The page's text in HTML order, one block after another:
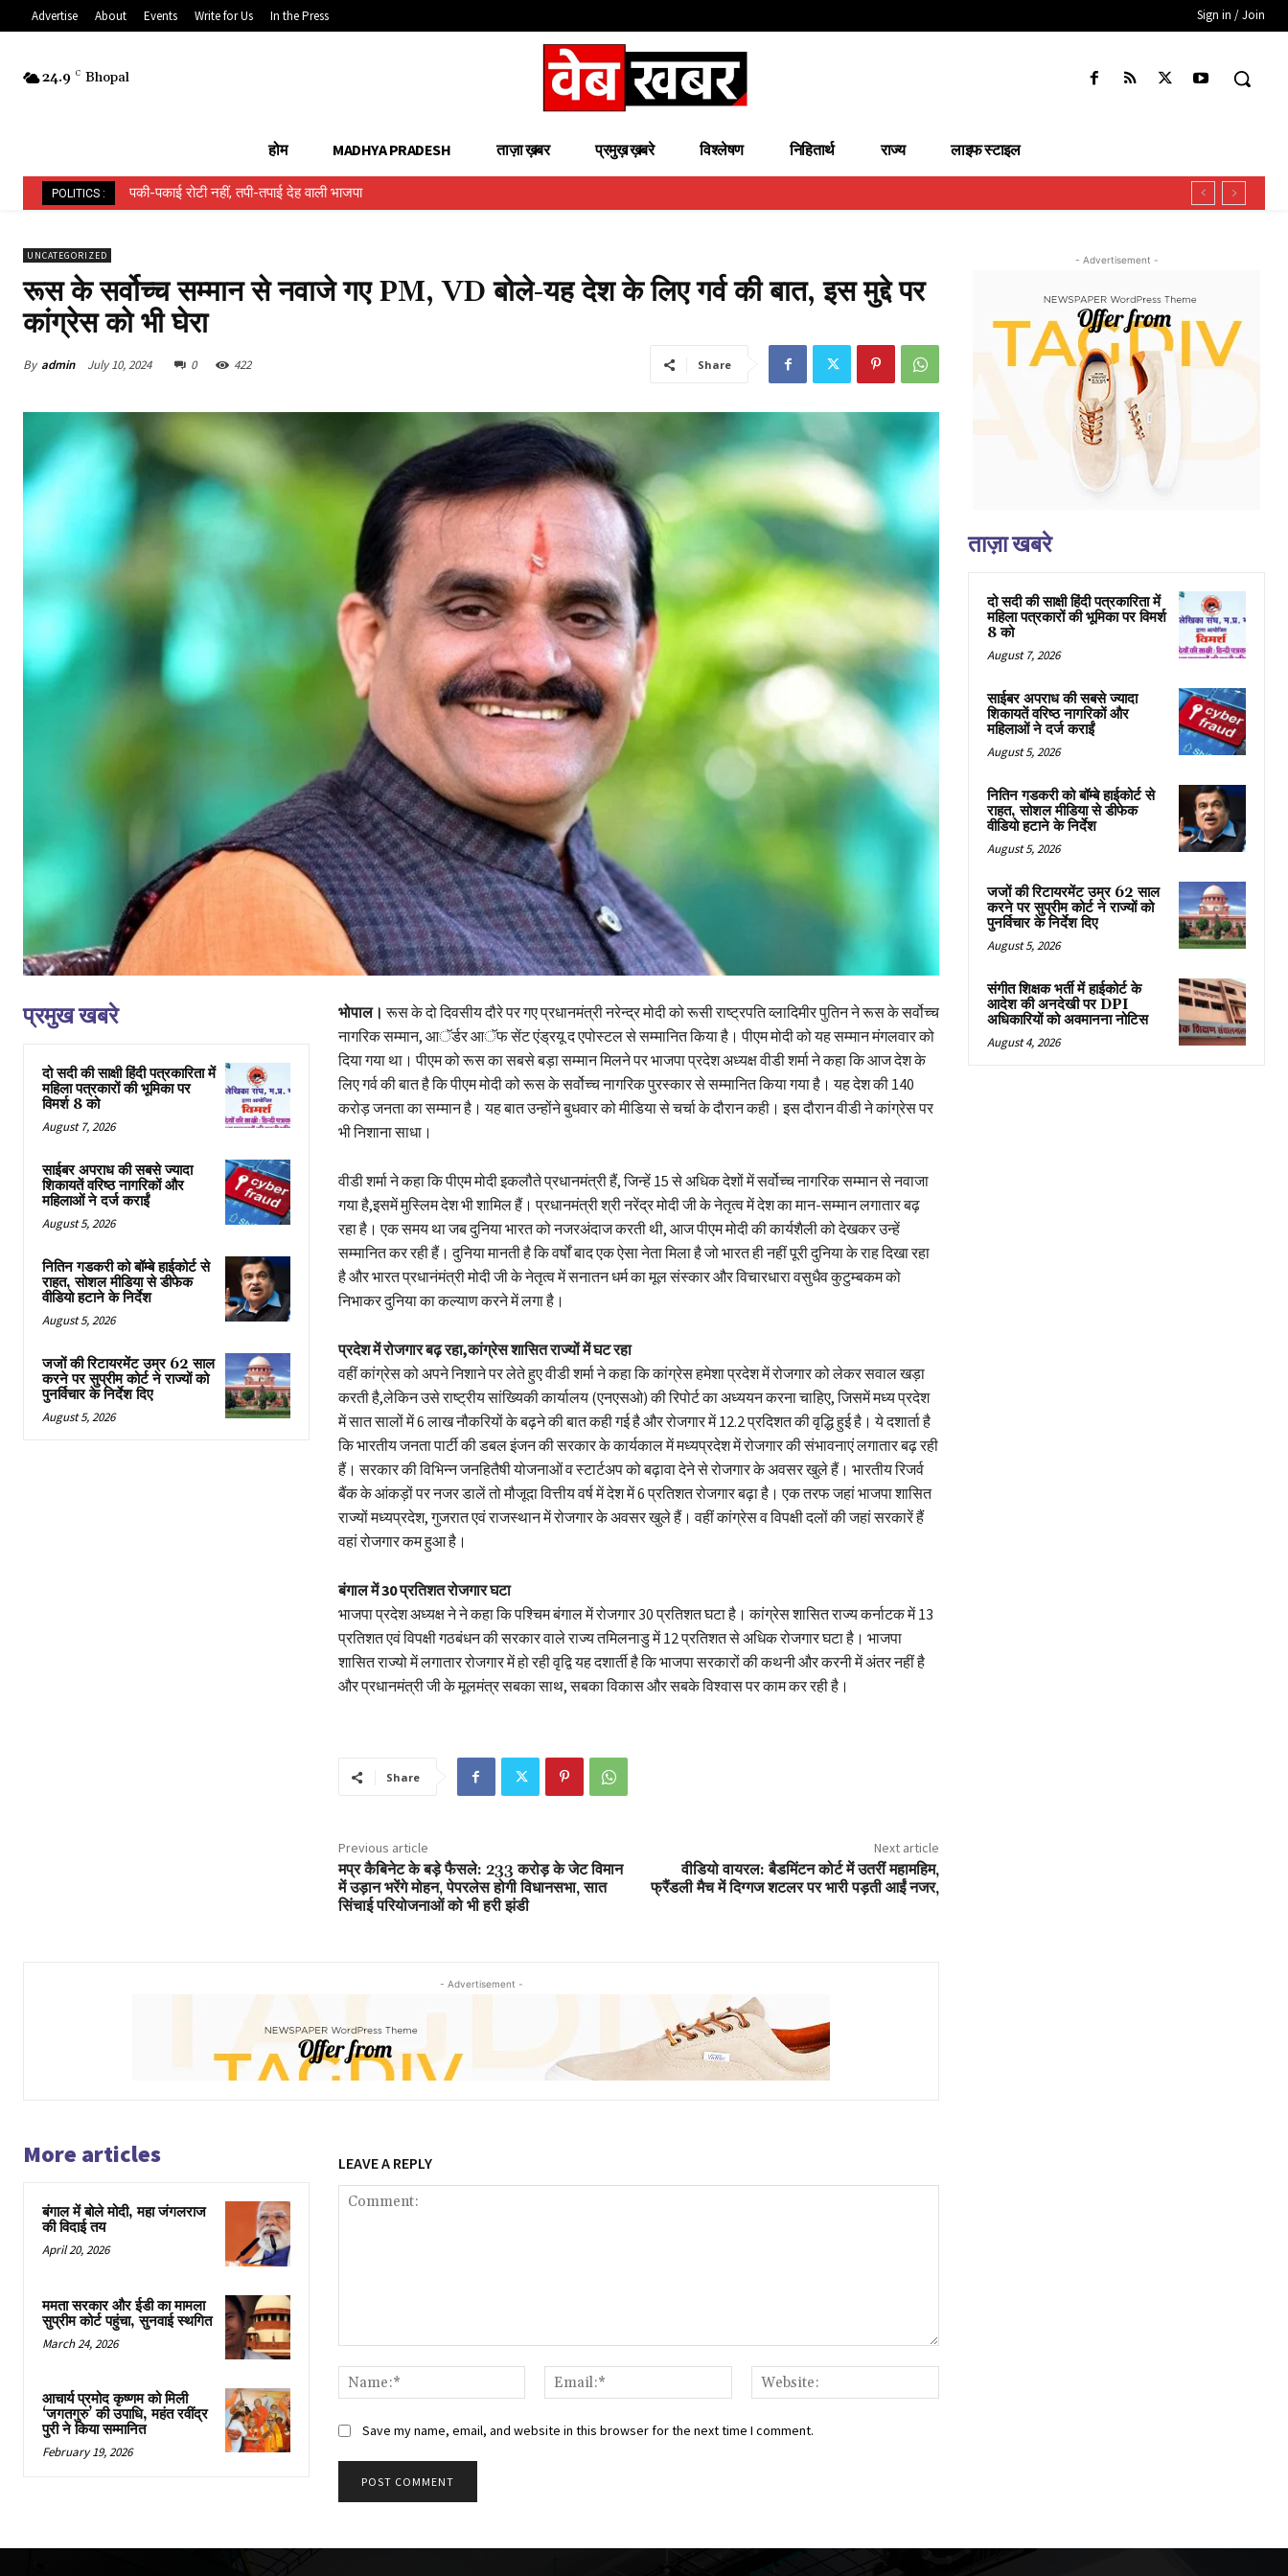
Advertise About Events Write for Us In the Press Sign in / Join
24.9 C Bhopal
होम MADHYA PRADESH ताज़ा ख़बर प्रमुख़ ख़बरे विश्लेषण निहितार्थ राज्य लाइफ स्टाइल
POLITICS : हिन्दू ईवीएम बनाम मुस्लिम ईवीएम…..
UNCATEGORIZED
रूस के सर्वोच्च सम्मान से नवाजे गए PM, VD बोले-यह देश के लिए गर्व की बात, इस मुद्दे पर
कांग्रेस को भी घेरा
By admin July 10, 2024 0 422 Share
प्रमुख खबरे
दो सदी की साक्षी हिंदी पत्रकारिता में
महिला पत्रकारों की भूमिका पर
विमर्श 8 को
August 7, 2026
साईबर अपराध की सबसे ज्यादा
शिकायतें वरिष्ठ नागरिकों और
महिलाओं ने दर्ज कराईं
August 5, 2026
नितिन गडकरी को बॉम्बे हाईकोर्ट से
राहत, सोशल मीडिया से डीफेक
वीडियो हटाने के निर्देश
August 5, 2026
जजों की रिटायरमेंट उम्र 62 साल
करने पर सुप्रीम कोर्ट ने राज्यों को
पुनर्विचार के निर्देश दिए
August 5, 2026
भोपाल। रूस के दो दिवसीय दौरे पर गए प्रधानमंत्री नरेन्द्र मोदी को रूसी राष्ट्रपति व्लादिमीर पुतिन ने रूस के सर्वोच्च
नागरिक सम्मान, आॅर्डर आॅफ सेंट एंड्रयू द एपोस्टल से सम्मानित किया है। पीएम मोदी को यह सम्मान मंगलवार को
दिया गया था। पीएम को रूस का सबसे बड़ा सम्मान मिलने पर भाजपा प्रदेश अध्यक्ष वीडी शर्मा ने कहा कि आज देश के
लिए गर्व की बात है कि पीएम मोदी को रूस के सर्वोच्च नागरिक पुरस्कार से सम्मानित किया गया है। यह देश की 140
करोड़ जनता का सम्मान है। यह बात उन्होंने बुधवार को मीडिया से चर्चा के दौरान कही। इस दौरान वीडी ने कांग्रेस पर
भी निशाना साधा।
वीडी शर्मा ने कहा कि पीएम मोदी इकलौते प्रधानमंत्री हैं, जिन्हें 15 से अधिक देशों में सर्वोच्च नागरिक सम्मान से नवाजा
गया है,इसमें मुस्लिम देश भी शामिल हैं। प्रधानमंत्री श्री नरेंद्र मोदी जी के नेतृत्व में देश का मान-सम्मान लगातार बढ़
रहा है। एक समय था जब दुनिया भारत को नजरअंदाज करती थी, आज पीएम मोदी की कार्यशैली को देखकर उन्हें
सम्मानित कर रही हैं। दुनिया मानती है कि वर्षों बाद एक ऐसा नेता मिला है जो भारत ही नहीं पूरी दुनिया के राह दिखा रहा
है और भारत प्रधानंमंत्री मोदी जी के नेतृत्व में सनातन धर्म का मूल संस्कार और विचारधारा वसुधैव कुटुम्बकम को
निभाकर दुनिया का कल्याण करने में लगा है।
प्रदेश में रोजगार बढ़ रहा,कांग्रेस शासित राज्यों में घट रहा
वहीं कांग्रेस को अपने निशाने पर लेते हुए वीडी शर्मा ने कहा कि कांग्रेस हमेशा प्रदेश में रोजगार को लेकर सवाल खड़ा
करती है,लेकिन उसे राष्ट्रीय सांख्यिकी कार्यालय (एनएसओ) की रिपोर्ट का अध्ययन करना चाहिए, जिसमें मध्य प्रदेश
में सात सालों में 6 लाख नौकरियों के बढ़ने की बात कही गई है और रोजगार में 12.2 प्रदिशत की वृद्धि हुई है। ये दशार्ता है
कि भारतीय जनता पार्टी की डबल इंजन की सरकार के कार्यकाल में मध्यप्रदेश में रोजगार की संभावनाएं लगातार बढ़ रही
हैं। सरकार की विभिन्न जनहितैषी योजनाओं व स्टार्टअप को बढ़ावा देने से रोजगार के अवसर खुले हैं। भारतीय रिजर्व
बैंक के आंकड़ों पर नजर डालें तो मौजूदा वित्तीय वर्ष में देश में 6 प्रतिशत रोजगार बढ़ा है। एक तरफ जहां भाजपा शासित
राज्यों मध्यप्रदेश, गुजरात एवं राजस्थान में रोजगार के अवसर खुले हैं। वहीं कांग्रेस व विपक्षी दलों की जहां सरकारें हैं
वहां रोजगार कम हुआ है।
बंगाल में 30 प्रतिशत रोजगार घटा
भाजपा प्रदेश अध्यक्ष ने ने कहा कि पश्चिम बंगाल में रोजगार 30 प्रतिशत घटा है। कांग्रेस शासित राज्य कर्नाटक में 13
प्रतिशत एवं विपक्षी गठबंधन की सरकार वाले राज्य तमिलनाडु में 12 प्रतिशत से अधिक रोजगार घटा है। भाजपा
शासित राज्यो में लगातार रोजगार में हो रही वृद्वि यह दशार्ती है कि भाजपा सरकारों की कथनी और करनी में अंतर नहीं है
और प्रधानमंत्री जी के मूलमंत्र सबका साथ, सबका विकास और सबके विश्वास पर काम कर रही है।
Share
Previous article
मप्र कैबिनेट के बड़े फैसले: 233 करोड़ के जेट विमान
में उड़ान भरेंगे मोहन, पेपरलेस होगी विधानसभा, सात
सिंचाई परियोजनाओं को भी हरी झंडी
Next article
वीडियो वायरल: बैडमिंटन कोर्ट में उतरीं महामहिम,
फ्रैंडली मैच में दिग्गज शटलर पर भारी पड़ती आईं नजर,
- Advertisement -
More articles
बंगाल में बोले मोदी, महा जंगलराज
की विदाई तय
April 20, 2026
ममता सरकार और ईडी का मामला
सुप्रीम कोर्ट पहुंचा, सुनवाई स्थगित
March 24, 2026
आचार्य प्रमोद कृष्णम को मिली
‘जगतगुरु’ की उपाधि, महंत रवींद्र
पुरी ने किया सम्मानित
February 19, 2026
LEAVE A REPLY
Name:*
Email:*
Save my name, email, and website in this browser for the next time I comment.
- Advertisement -
ताज़ा खबरे
दो सदी की साक्षी हिंदी पत्रकारिता में
महिला पत्रकारों की भूमिका पर विमर्श
8 को
August 7, 2026
साईबर अपराध की सबसे ज्यादा
शिकायतें वरिष्ठ नागरिकों और
महिलाओं ने दर्ज कराईं
August 5, 2026
नितिन गडकरी को बॉम्बे हाईकोर्ट से
राहत, सोशल मीडिया से डीफेक
वीडियो हटाने के निर्देश
August 5, 2026
जजों की रिटायरमेंट उम्र 62 साल
करने पर सुप्रीम कोर्ट ने राज्यों को
पुनर्विचार के निर्देश दिए
August 5, 2026
संगीत शिक्षक भर्ती में हाईकोर्ट के
आदेश की अनदेखी पर DPI
अधिकारियों को अवमानना नोटिस
August 4, 2026